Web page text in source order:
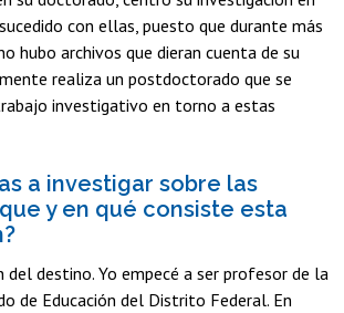
con ellas, puesto que durante más
hubo archivos que dieran cuenta de su
realiza un postdoctorado que se
investigativo en torno a estas
a investigar sobre las
y en qué consiste esta
del destino. Yo empecé a ser profesor de la
de Educación del Distrito Federal. En